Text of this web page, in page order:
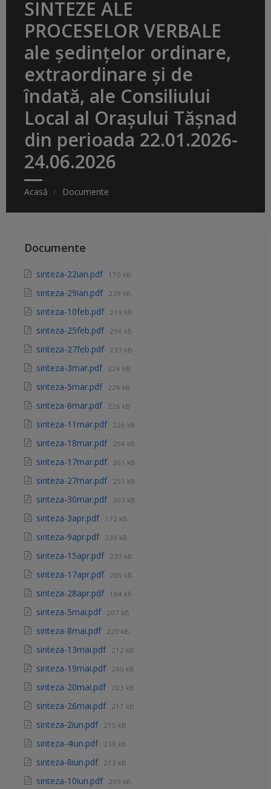
SINTEZE ALE
PROCESELOR VERBALE
ale ședințelor ordinare,
extraordinare și de
îndată, ale Consiliului
Local al Orașului Tășnad
din perioada 22.01.2026-
24.06.2026
Acasă Documente
Documente
sinteza-22ian.pdf 170 kB
sinteza-29ian.pdf 238 kB
sinteza-10feb.pdf 219 kB
sinteza-25feb.pdf 256 kB
sinteza-27feb.pdf 233 kB
sinteza-3mar.pdf 226 kB
sinteza-5mar.pdf 226 kB
sinteza-6mar.pdf 226 kB
sinteza-11mar.pdf 226 kB
sinteza-18mar.pdf 254 kB
sinteza-17mar.pdf 261 kB
sinteza-27mar.pdf 255 kB
sinteza-30mar.pdf 203 kB
sinteza-3apr.pdf 172 kB
sinteza-9apr.pdf 230 kB
sinteza-15apr.pdf 233 kB
sinteza-17apr.pdf 205 kB
sinteza-28apr.pdf 184 kB
sinteza-5mai.pdf 207 kB
sinteza-8mai.pdf 220 kB
sinteza-13mai.pdf 212 kB
sinteza-19mai.pdf 200 kB
sinteza-20mai.pdf 203 kB
sinteza-26mai.pdf 217 kB
sinteza-2iun.pdf 215 kB
sinteza-4iun.pdf 238 kB
sinteza-8iun.pdf 212 kB
sinteza-10iun.pdf 209 kB